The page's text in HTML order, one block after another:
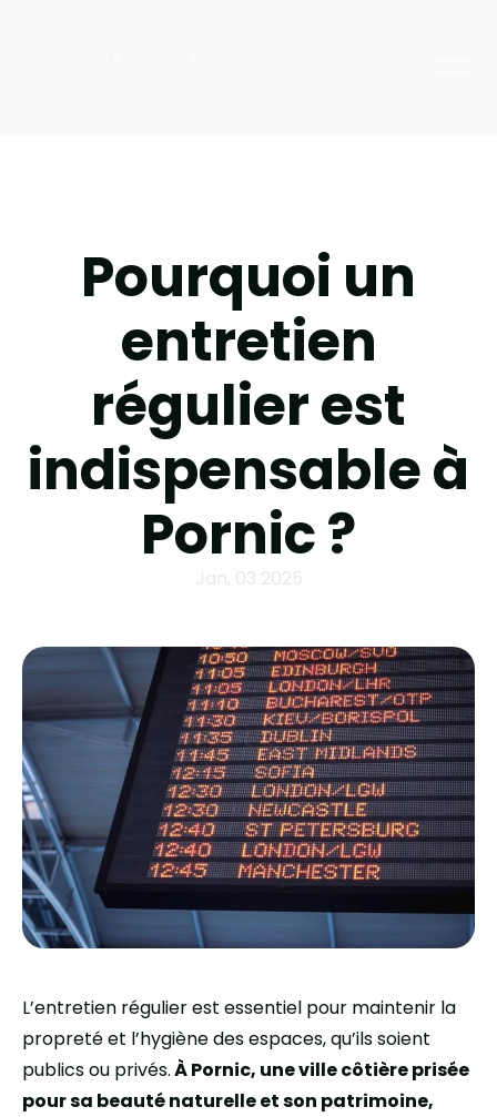
Pourquoi un
entretien
régulier est
indispensable à
Pornic ?
Jan, 03 2025
L’entretien régulier est essentiel pour maintenir la
propreté et l’hygiène des espaces, qu’ils soient
publics ou privés.À Pornic, une ville côtière prisée
pour sa beauté naturelle et son patrimoine,